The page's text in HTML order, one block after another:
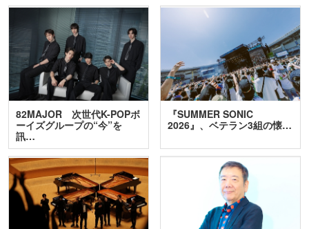
82MAJOR 次世代K-POPボ
ーイズグループの“今”を
訊…
『SUMMER SONIC
2026』、ベテラン3組の懐…